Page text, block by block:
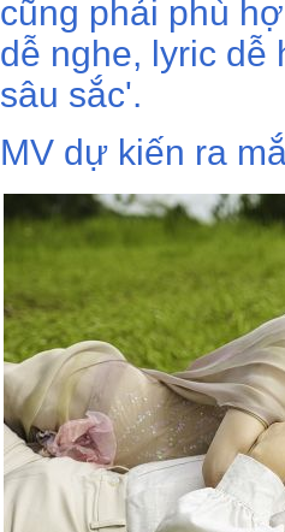
cũng phải phù
dễ nghe, lyric dễ
sâu sắc'.
MV dự kiến ra